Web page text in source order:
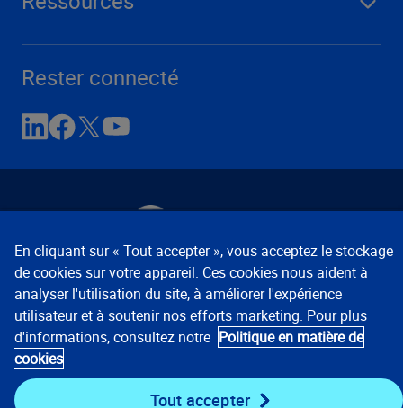
Rester connecté
Avis de confidentialité
Conditions d’utilisation
Préférences relatives aux témoins © 2008, 2026
Verisk Analytics, Inc. Tous droits réservés.
+ 800 48977489
En cliquant sur « Tout accepter », vous acceptez le stockage
de cookies sur votre appareil. Ces cookies nous aident à
analyser l'utilisation du site, à améliorer l'expérience
utilisateur et à soutenir nos efforts marketing. Pour plus
d'informations, consultez notre Politique en matière de
cookies
Tout accepter